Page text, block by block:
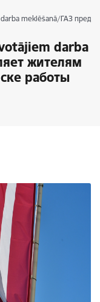
meklēšanā/ГАЗ
darba
жителям
работы